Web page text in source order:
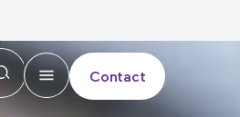
Contact